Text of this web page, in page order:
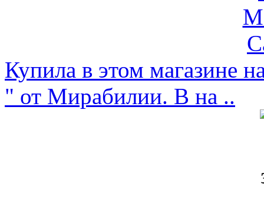
Купила в этом магазине
" от Мирабилии. В на ..